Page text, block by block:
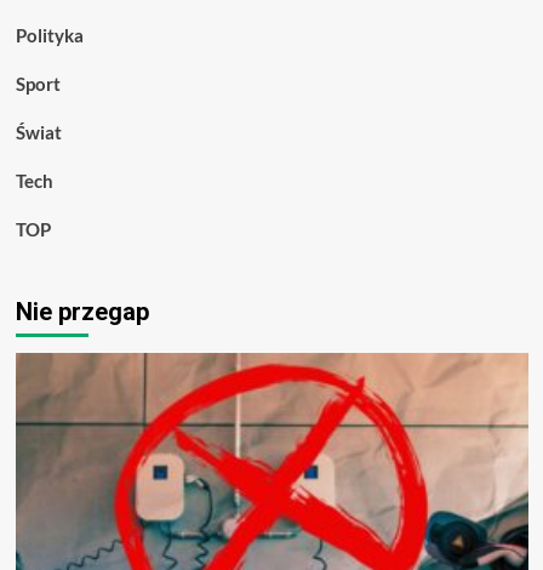
Polityka
Sport
Świat
Tech
TOP
Nie przegap